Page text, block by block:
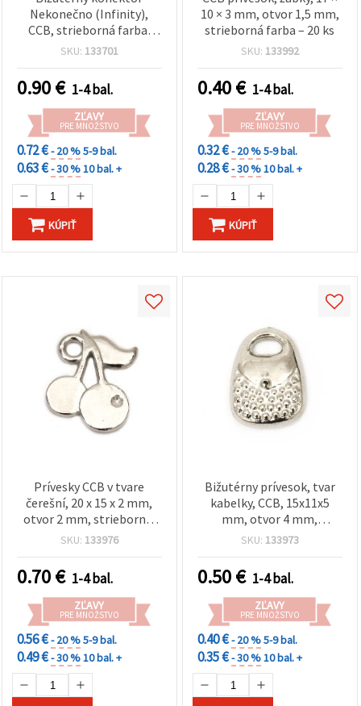
Nekonečno (Infinity),
CCB, strieborná farba,
29×13×3 mm – 25 ks
SKU: 133701
0.90€ 1-4 bal.
ZĽAVY
PRE MNOŽSTVO
0.72 €- 20 %5-9 bal.
0.63 €- 30 %10 bal. +
KÚPIŤ
10 × 3 mm, otvor 1,5 mm,
strieborná farba – 20 ks
SKU: 133992
0.40€ 1-4 bal.
ZĽAVY
PRE MNOŽSTVO
0.32 €- 20 %5-9 bal.
0.28 €- 30 %10 bal. +
KÚPIŤ
Prívesky CCB v tvare
čerešní, 20 x 15 x 2 mm,
otvor 2 mm, striebornej
farby – 20 ks
SKU: 133976
0.70€ 1-4 bal.
ZĽAVY
PRE MNOŽSTVO
0.56 €- 20 %5-9 bal.
0.49 €- 30 %10 bal. +
Bižutérny prívesok, tvar
kabelky, CCB, 15x11x5
mm, otvor 4 mm,
strieborná farba – 20 ks
SKU: 133973
0.50€ 1-4 bal.
ZĽAVY
PRE MNOŽSTVO
0.40 €- 20 %5-9 bal.
0.35 €- 30 %10 bal. +